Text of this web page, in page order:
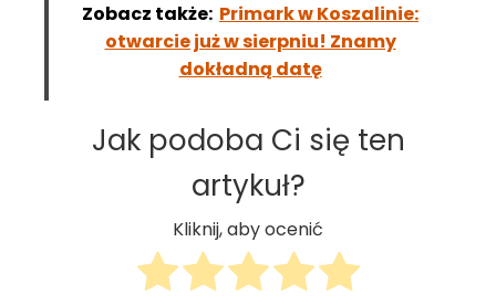
Zobacz także: Primark w Koszalinie:
otwarcie już w sierpniu! Znamy
dokładną datę
Jak podoba Ci się ten
artykuł?
Kliknij, aby ocenić